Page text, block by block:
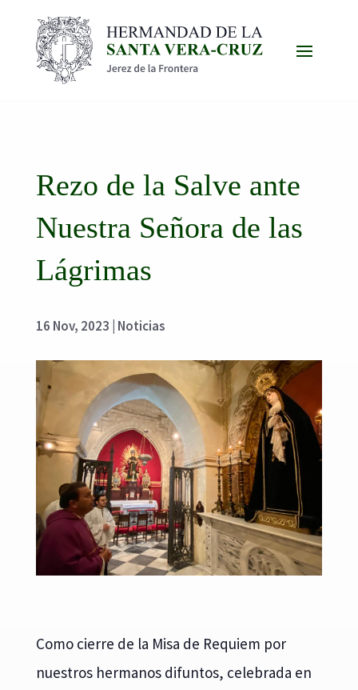
Rezo de la Salve ante
Nuestra Señora de las
Lágrimas
16 Nov, 2023 Noticias
Como cierre de la Misa de Requiem por
nuestros hermanos difuntos, celebrada en